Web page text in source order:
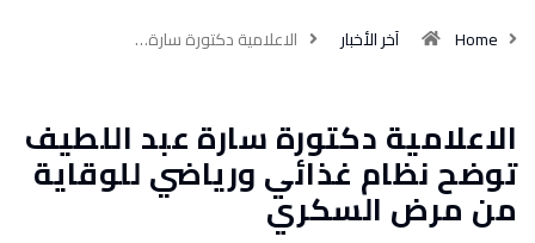
Home آخر الأخبار الاعلامية دكتورة سارة…
الاعلامية دكتورة سارة عبد اللطيف
توضح نظام غذائي ورياضي للوقاية
من مرض السكري